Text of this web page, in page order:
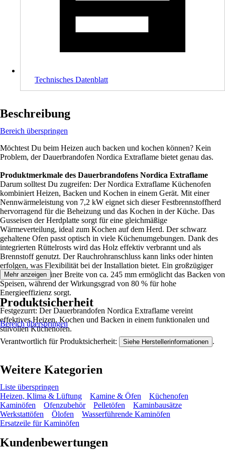
Technisches Datenblatt
Beschreibung
Bereich überspringen
Möchtest Du beim Heizen auch backen und kochen können? Kein
Problem, der Dauerbrandofen Nordica Extraflame bietet genau das.
Produktmerkmale des Dauerbrandofens Nordica Extraflame
Darum solltest Du zugreifen: Der Nordica Extraflame Küchenofen
kombiniert Heizen, Backen und Kochen in einem Gerät. Mit einer
Nennwärmeleistung von 7,2 kW eignet sich dieser Festbrennstoffherd
hervorragend für die Beheizung und das Kochen in der Küche. Das
Gusseisen der Herdplatte sorgt für eine gleichmäßige
Wärmeverteilung, ideal zum Kochen auf dem Herd. Der schwarz
gehaltene Ofen passt optisch in viele Küchenumgebungen. Dank des
integrierten Rüttelrosts wird das Holz effektiv verbrannt und als
Brennstoff genutzt. Der Rauchrohranschluss kann links oder hinten
erfolgen, was Flexibilität bei der Installation bietet. Ein großzügiger
Backraum mit einer Breite von ca. 245 mm ermöglicht das Backen von
Speisen, während der Wirkungsgrad von 80 % für hohe
Energieeffizienz sorgt.
Festgezurrt: Der Dauerbrandofen Nordica Extraflame vereint
effektives Heizen, Kochen und Backen in einem funktionalen und
stilvollen Küchenofen.
Mehr anzeigen
Produktsicherheit
Bereich überspringen
Verantwortlich für Produktsicherheit: Siehe Herstellerinformationen .
Weitere Kategorien
Liste überspringen
Heizen, Klima & Lüftung
Kamine & Öfen
Küchenofen
Kaminöfen
Ofenzubehör Pelletöfen
Kaminbausätze
Werkstattöfen
Ölofen
Wasserführende Kaminöfen
Ersatzeile für Kaminöfen
Kundenbewertungen